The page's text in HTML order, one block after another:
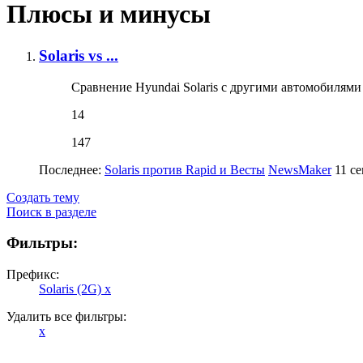
Плюсы и минусы
Solaris vs ...
Сравнение Hyundai Solaris с другими автомобилями
14
147
Последнее: Solaris против Rapid и Весты NewsMaker 11
Создать тему
Поиск в разделе
Фильтры:
Префикс:
Solaris (2G) x
Удалить все фильтры:
x